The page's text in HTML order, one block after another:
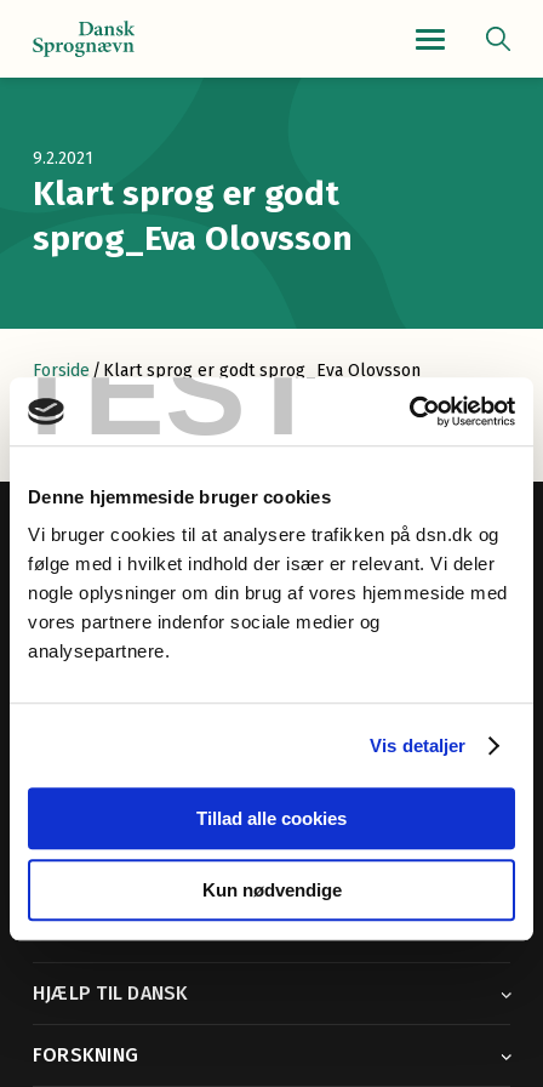
TEST
Denne hjemmeside bruger cookies
Vi bruger cookies til at analysere trafikken på dsn.dk og
følge med i hvilket indhold der især er relevant. Vi deler
nogle oplysninger om din brug af vores hjemmeside med
vores partnere indenfor sociale medier og
analysepartnere.
Vis detaljer
Tillad alle cookies
Kun nødvendige
Navigationsmenu
9.2.2021
Klart sprog er godt
sprog_Eva Olovsson
Forside / Klart sprog er godt sprog_Eva Olovsson
Dansk Sprognævn
Adelgade 119 B
Vi findes også på sociale medier
HJÆLP TIL DANSK
FORSKNING